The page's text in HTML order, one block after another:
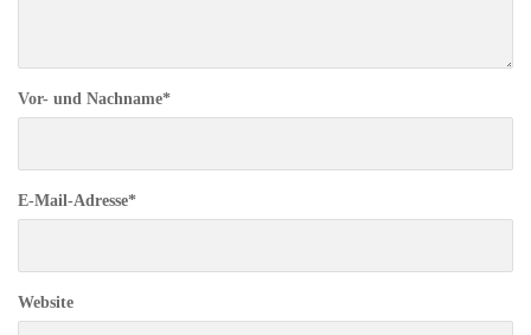
Vor- und Nachname*
E-Mail-Adresse*
Website